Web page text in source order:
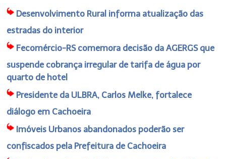
Desenvolvimento Rural informa atualização das
estradas do interior
Fecomércio-RS comemora decisão da AGERGS que
suspende cobrança irregular de tarifa de água por
quarto de hotel
Presidente da ULBRA, Carlos Melke, fortalece
diálogo em Cachoeira
Imóveis Urbanos abandonados poderão ser
confiscados pela Prefeitura de Cachoeira